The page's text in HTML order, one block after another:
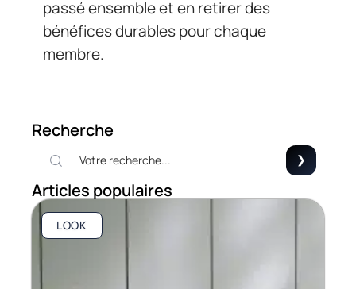
passé ensemble et en retirer des
bénéfices durables pour chaque
membre.
Recherche
Articles populaires
LOOK